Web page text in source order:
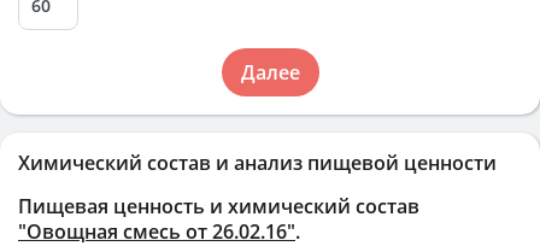
Химический состав и анализ пищевой ценности
Пищевая ценность и химический состав
"Овощная смесь от 26.02.16".
Далее